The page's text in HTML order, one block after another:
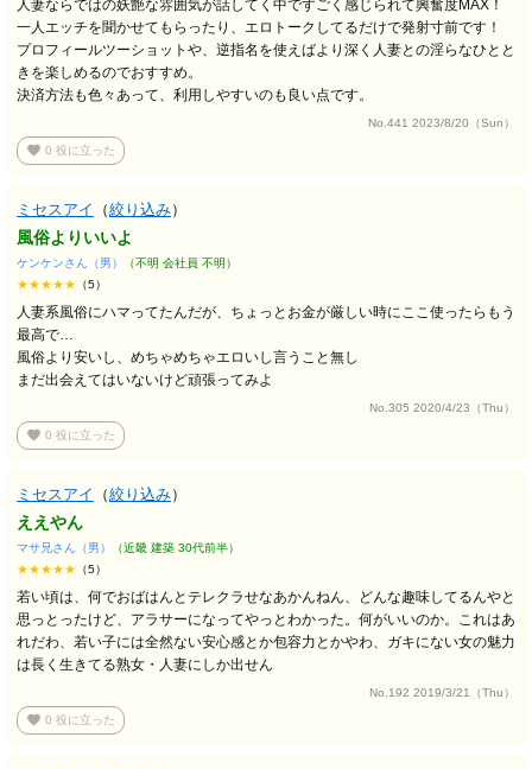
人妻ならではの妖艶な雰囲気が話してく中ですごく感じられて興奮度MAX！
一人エッチを聞かせてもらったり、エロトークしてるだけで発射寸前です！
プロフィールツーショットや、逆指名を使えばより深く人妻との淫らなひとと
きを楽しめるのでおすすめ。
決済方法も色々あって、利用しやすいのも良い点です。
No.441 2023/8/20（Sun）
favorite 0 役に立った
ミセスアイ （絞り込み）
風俗よりいいよ
ケンケンさん（男）
（不明 会社員 不明）
★★★★★ （5）
人妻系風俗にハマってたんだが、ちょっとお金が厳しい時にここ使ったらもう
最高で…
風俗より安いし、めちゃめちゃエロいし言うこと無し
まだ出会えてはいないけど頑張ってみよ
No.305 2020/4/23（Thu）
favorite 0 役に立った
ミセスアイ （絞り込み）
ええやん
マサ兄さん（男）
（近畿 建築 30代前半）
★★★★★ （5）
若い頃は、何でおばはんとテレクラせなあかんねん、どんな趣味してるんやと
思っとったけど、アラサーになってやっとわかった。何がいいのか。これはあ
れだわ、若い子には全然ない安心感とか包容力とかやわ、ガキにない女の魅力
は長く生きてる熟女・人妻にしか出せん
No.192 2019/3/21（Thu）
favorite 0 役に立った